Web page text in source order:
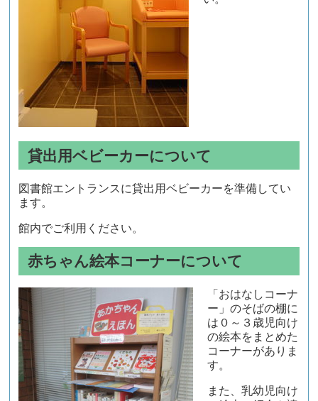
貸出用ベビーカーについて
図書館エントランスに貸出用ベビーカーを準備してい
ます。
館内でご利用ください。
赤ちゃん絵本コーナーについて
「おはなしコーナ
ー」のそばの棚に
は０～３歳児向け
の絵本をまとめた
コーナーがありま
す。
また、乳幼児向け